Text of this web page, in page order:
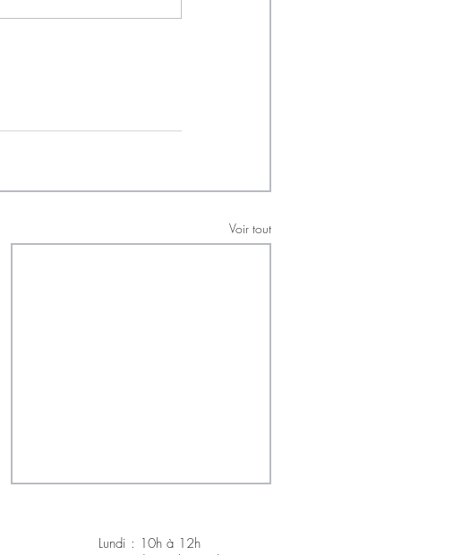
Voir tout
Lundi : 10h à 12h